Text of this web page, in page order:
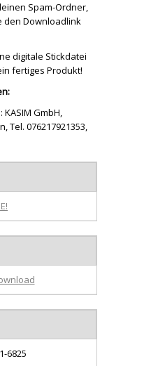
Spam-Ordner,
den Downloadlink
digitale Stickdatei
fertiges Produkt!
GmbH,
Tel. 076217921353,
6825